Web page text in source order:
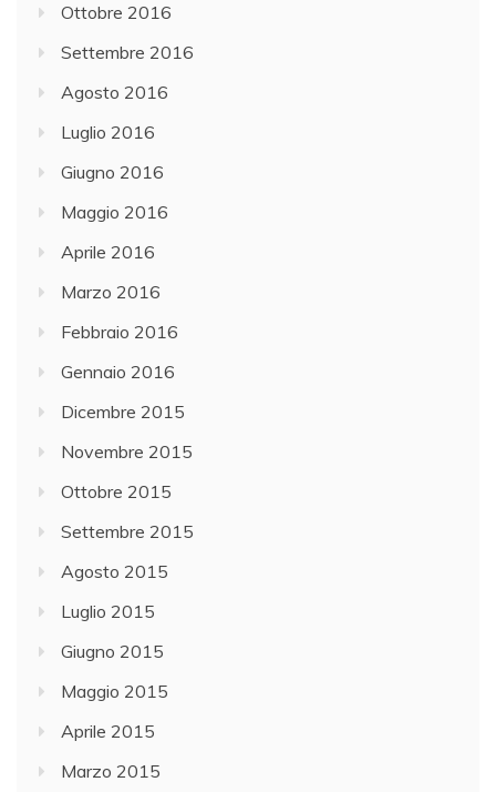
Ottobre 2016
Settembre 2016
Agosto 2016
Luglio 2016
Giugno 2016
Maggio 2016
Aprile 2016
Marzo 2016
Febbraio 2016
Gennaio 2016
Dicembre 2015
Novembre 2015
Ottobre 2015
Settembre 2015
Agosto 2015
Luglio 2015
Giugno 2015
Maggio 2015
Aprile 2015
Marzo 2015